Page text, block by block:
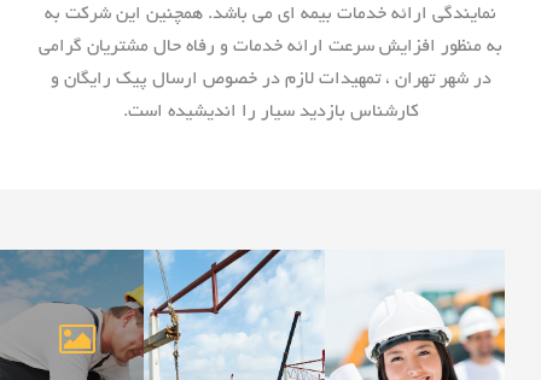
نمايندگي ارائه خدمات بيمه اي مي باشد. همچنين اين شركت به
به منظور افزايش سرعت ارائه خدمات و رفاه حال مشتريان گرامي
در شهر تهران ، تمهيدات لازم در خصوص ارسال پيك رايگان و
كارشناس بازديد سيار را انديشيده است.